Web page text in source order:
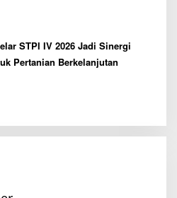
STPI IV 2026 Jadi Sinergi
Pertanian Berkelanjutan